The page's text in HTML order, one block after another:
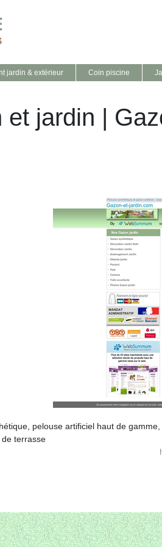
jardin & extérieur Coin piscine
et jardin |
pelouse artificiel haut de
terrasse